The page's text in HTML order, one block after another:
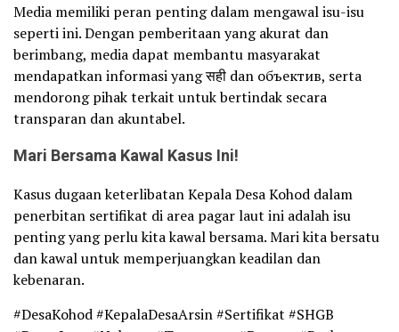
Media memiliki peran penting dalam mengawal isu-isu
seperti ini. Dengan pemberitaan yang akurat dan
berimbang, media dapat membantu masyarakat
mendapatkan informasi yang सही dan объектив, serta
mendorong pihak terkait untuk bertindak secara
transparan dan akuntabel.
Mari Bersama Kawal Kasus Ini!
Kasus dugaan keterlibatan Kepala Desa Kohod dalam
penerbitan sertifikat di area pagar laut ini adalah isu
penting yang perlu kita kawal bersama. Mari kita bersatu
dan kawal untuk memperjuangkan keadilan dan
kebenaran.
#DesaKohod #KepalaDesaArsin #Sertifikat #SHGB